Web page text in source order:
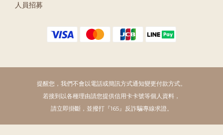
人員招募
提醒您，我們不會以電話或簡訊方式通知變更付款方式。
若接到以各種理由請您提供信用卡卡號等個人資料，
請立即掛斷，並撥打『165』反詐騙專線求證。